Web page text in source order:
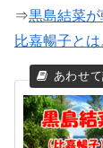
⇒黒島結菜
比嘉暢子とは